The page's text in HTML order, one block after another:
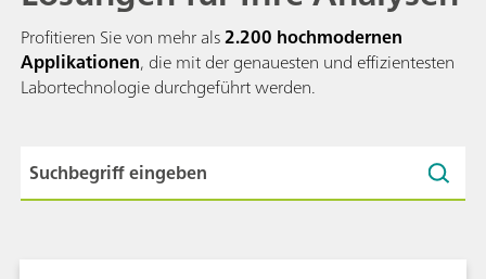
Profitieren Sie von mehr als2.200 hochmodernen
Applikationen, die mit der genauesten und effizientesten
Labortechnologie durchgeführt werden.